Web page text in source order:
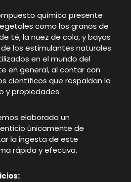
químico presente
como los granos de
té, la nuez de cola, y bayas
de los estimulantes naturales
en el mundo del
en general, al contar con
científicos que respaldan la
y propiedades.
elaborado un
únicamente de
la ingesta de este
rápida y efectiva.